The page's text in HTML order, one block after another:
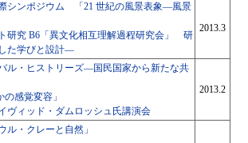
シンポジウム 「21 世紀の風景表象―風景
研究 B6「異文化相互理解過程研究会」 研
た学びと設計―
2013.3
ル・ヒストリーズ―国民国家から新たな共
感覚変容」
ヴィッド・ダムロッシュ氏講演会
2013.2
ル・クレーと自然」